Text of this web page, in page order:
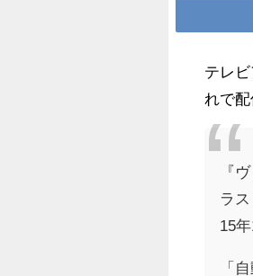
テレ
れで
『
ラ
15
「